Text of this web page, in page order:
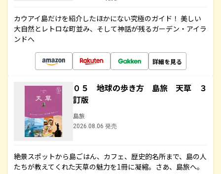
カウアイ島だけを紹介したほかにない究極のガイド！ 美しい
大自然とレトロな町並み、そして神話が残るガーデン・アイラ
ンドへ
詳細を見る
０５ 地球の歩き方 島旅 天草 ３
訂版
島旅
2026.08.06 発売
絶景スポットから島ごはん、カフェ、歴史的名所まで、島の人
たちが教えてくれた天草の魅力を1冊に凝縮。さあ、島旅へ。